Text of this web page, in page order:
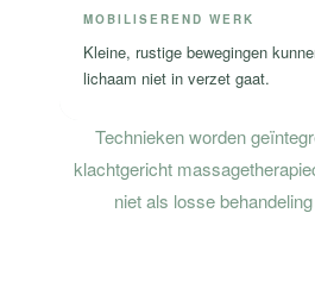
MOBILISEREND WERK
Kleine, rustige bewegingen
lichaam niet in verzet gaat.
Technieken worden
klachtgericht
niet als losse